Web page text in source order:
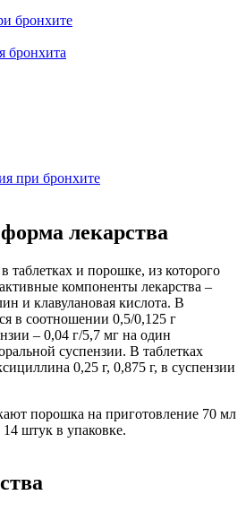
бронхите
бронхита
при бронхите
лекарства
таблетках и порошке, из которого
компоненты лекарства –
и клавулановая кислота. В
в соотношении 0,5/0,125 г
– 0,04 г/5,7 мг на один
суспензии. В таблетках
0,25 г, 0,875 г, в суспензии
порошка на приготовление 70 мл
штук в упаковке.